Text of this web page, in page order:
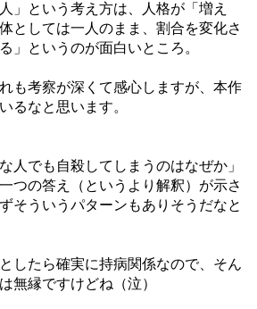
」という考え方は、人格が「増え
としては一人のまま、割合を変化さ
」というのが面白いところ。
も考察が深くて感心しますが、本作
るなと思います。
人でも自殺してしまうのはなぜか」
つの答え（というより解釈）が示さ
そういうパターンもありそうだなと
したら確実に持病関係なので、そん
無縁ですけどね（泣）